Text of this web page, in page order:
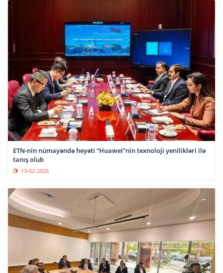
ETN-nin nümayəndə heyəti “Huawei”nin texnoloji yenilikləri ilə
tanış olub
13-02-2026